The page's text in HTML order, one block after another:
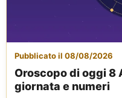
Pubblicato il 08/08/2026
Oroscopo di oggi 8
giornata e numeri